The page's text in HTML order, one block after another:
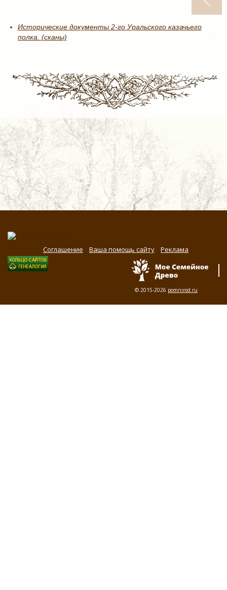
Исторические документы 2-го Уральского казачьего
полка. (сканы)
Соглашение Ваша помощь сайту Реклама
© 2015-2026 pomnirod.ru